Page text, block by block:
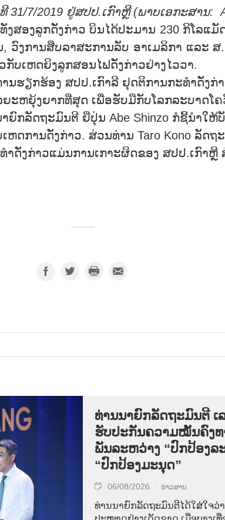
31/7/2019 ຢູ່ສປປ.ເກົາຫຼີ(ພາບເອກະສານ:
ລູກດັ່ງກ່າວ ບິນໄດ້ປະມານ 230 ກິໂລແມັ
ວົງການສືບລາສະການລັບ ອາເມລິກາ ແລະ
ບເຫດຍິງລູກສອນໄຟດັ່ງກ່າວຢ່າງໄວວາ.
ຽກຮ້ອງ ສປປ.ເກົາລີ ຢຸດຕິການກະທໍາດັ່ງກ່າ
ະຫຍຸ້ງຍາກທີ່ສຸດ ເພື່ອຮັບມືກັບໂລກລະບາດໂຄ
ລັດຖະມົນຕີ ຍີ່ປຸ່ນ Abe Shinzo ກໍຊີ້ນໍາໃຫ້
ຫດການດັ່ງກ່າວ. ສ່ວນທ່ານ Taro Kono ລັດຖ
ດັ່ງກ່າວແມ່ນການເກາະຜິດຂອງ ສປປ.ເກົາຫຼີ
ທ່ານນາຍົກລັດຖະມົນຕີ ເ
ຮັບປະກັນຄວາມໝັ້ນຄົງທ
ພັນລະຫວ່າງ “ປົກປ້ອງລ
“ປົກປ້ອງມະນຸດ”
06/08/2026 ຂ່າວສານ
ທ່ານນາຍົກລັດຖະມົນຕີໄດ້ໃສ່ໃຈວ່